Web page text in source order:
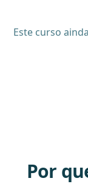
Este curso
Por